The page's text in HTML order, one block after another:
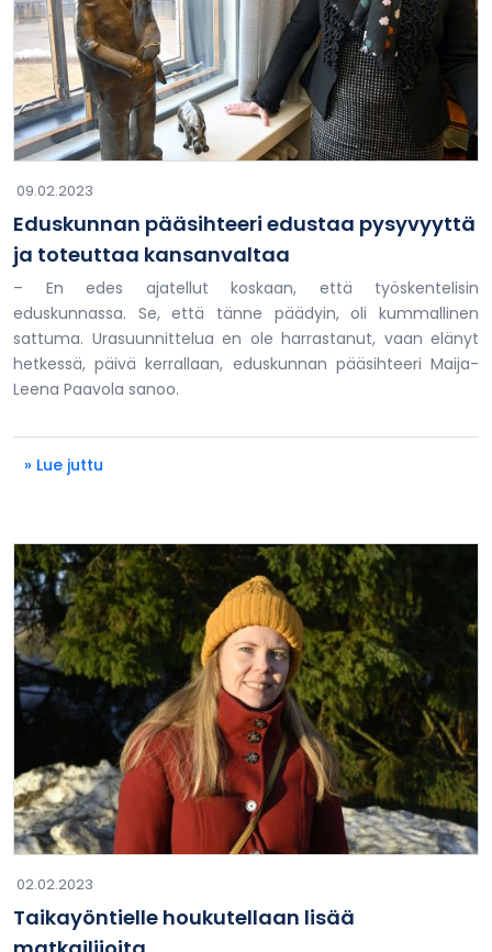
09.02.2023
Eduskunnan pääsihteeri edustaa pysyvyyttä
ja toteuttaa kansanvaltaa
– En edes ajatellut koskaan, että työskentelisin
eduskunnassa. Se, että tänne päädyin, oli kummallinen
sattuma. Urasuunnittelua en ole harrastanut, vaan elänyt
hetkessä, päivä kerrallaan, eduskunnan pääsihteeri Maija-
Leena Paavola sanoo.
» Lue juttu
02.02.2023
Taikayöntielle houkutellaan lisää